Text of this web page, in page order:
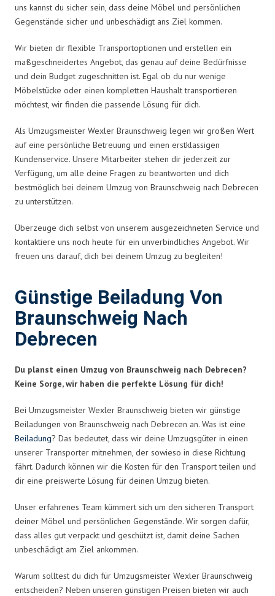
uns kannst du sicher sein, dass deine Möbel und persönlichen
Gegenstände sicher und unbeschädigt ans Ziel kommen.
Wir bieten dir flexible Transportoptionen und erstellen ein
maßgeschneidertes Angebot, das genau auf deine Bedürfnisse
und dein Budget zugeschnitten ist. Egal ob du nur wenige
Möbelstücke oder einen kompletten Haushalt transportieren
möchtest, wir finden die passende Lösung für dich.
Als Umzugsmeister Wexler Braunschweig legen wir großen Wert
auf eine persönliche Betreuung und einen erstklassigen
Kundenservice. Unsere Mitarbeiter stehen dir jederzeit zur
Verfügung, um alle deine Fragen zu beantworten und dich
bestmöglich bei deinem Umzug von Braunschweig nach Debrecen
zu unterstützen.
Überzeuge dich selbst von unserem ausgezeichneten Service und
kontaktiere uns noch heute für ein unverbindliches Angebot. Wir
freuen uns darauf, dich bei deinem Umzug zu begleiten!
Günstige Beiladung Von
Braunschweig Nach
Debrecen
Du planst einen Umzug von Braunschweig nach Debrecen?
Keine Sorge, wir haben die perfekte Lösung für dich!
Bei Umzugsmeister Wexler Braunschweig bieten wir günstige
Beiladungen von Braunschweig nach Debrecen an. Was ist eine
Beiladung? Das bedeutet, dass wir deine Umzugsgüter in einen
unserer Transporter mitnehmen, der sowieso in diese Richtung
fährt. Dadurch können wir die Kosten für den Transport teilen und
dir eine preiswerte Lösung für deinen Umzug bieten.
Unser erfahrenes Team kümmert sich um den sicheren Transport
deiner Möbel und persönlichen Gegenstände. Wir sorgen dafür,
dass alles gut verpackt und geschützt ist, damit deine Sachen
unbeschädigt am Ziel ankommen.
Warum solltest du dich für Umzugsmeister Wexler Braunschweig
entscheiden? Neben unseren günstigen Preisen bieten wir auch